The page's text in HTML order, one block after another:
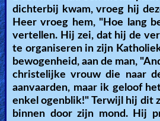
dichterbij kwam, vroeg hij
Heer vroeg hem, "Hoe lang
vertellen. Hij zei, dat hij de
te organiseren in zijn
bewogenheid, aan de man,
christelijke vrouw die naar
aanvaarden, maar ik geloof
enkel ogenblik!" Terwijl hij dit
binnen door zijn mond. Hij